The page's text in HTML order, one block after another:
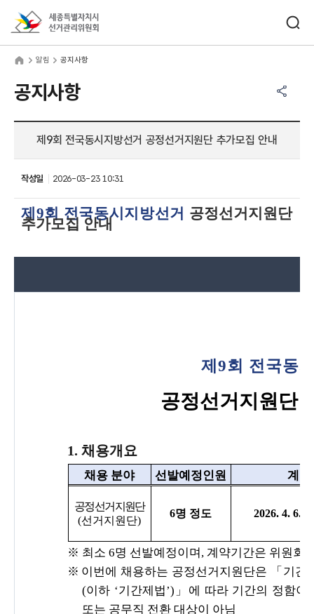
알림 공지사항
공지사항
제9회 전국동시지방선거 공정선거지원단 추가모집 안내
작성일 2026-03-23 10:31
제 9회 전국동시지방선거 공정선거지원단
추가모집 안내